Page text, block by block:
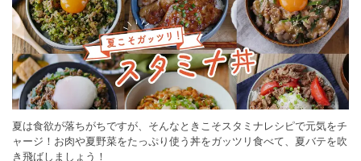
夏は食欲が落ちがちですが、そんなときこそスタミナレシピで元気をチ
ャージ！お肉や夏野菜をたっぷり使う丼をガッツリ食べて、夏バテを吹
き飛ばしましょう！